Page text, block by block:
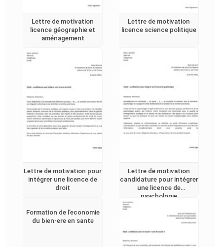
Lettre de motivation
licence géographie et
aménagement
Lettre de motivation
licence science politique
Lettre de motivation pour
intégrer une licence de
droit
Lettre de motivation
candidature pour intégrer
une licence de
psychologie
Formation de l’economie
du bien-ere en sante